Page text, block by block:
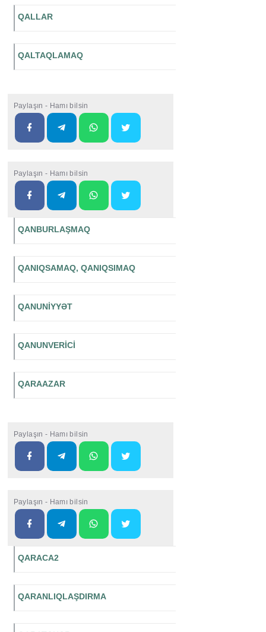
QALLAR
QALTAQLAMAQ
Paylaşın - Hamı bilsin
Paylaşın - Hamı bilsin
QANBURLAŞMAQ
QANIQSAMAQ, QANIQSIMAQ
QANUNİYYƏT
QANUNVERİCİ
QARAAZAR
Paylaşın - Hamı bilsin
Paylaşın - Hamı bilsin
QARACA2
QARANLIQLAŞDIRMA